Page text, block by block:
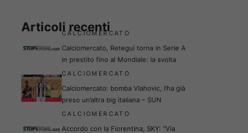
Articoli recenti
CALCIOMERCATO
Calciomercato, Retegui torna in Serie A
in prestito fino al Mondiale: la svolta
CALCIOMERCATO
Calciomercato: bomba Vlahovic, l’ha già
preso un’altra big italiana – SUN
CALCIOMERCATO
Accordo con la Fiorentina, SKY: “Via